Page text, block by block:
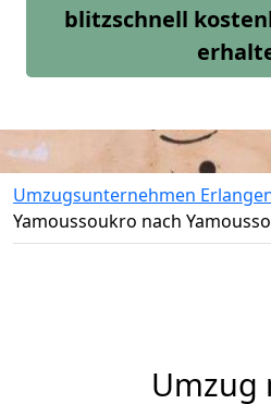
blitzschnell
Umzugsunternehmen
Yamoussoukro nach
Umzug